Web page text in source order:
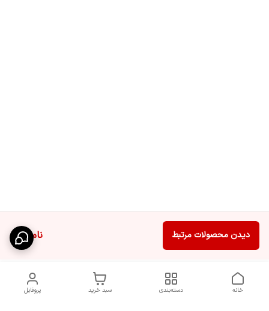
ناموجود دیدن محصولات مرتبط
پروفایل سبد خرید دسته‌بندی خانه